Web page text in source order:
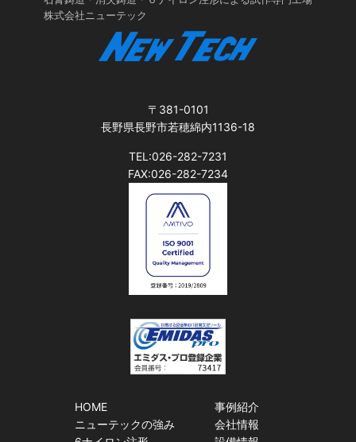
株式会社ニューテック
〒381-0101
長野県長野市若穂綿内1136-18
TEL:026-282-7231
FAX:026-282-7234
HOME
ニューテックの強み
事例紹介
会社情報